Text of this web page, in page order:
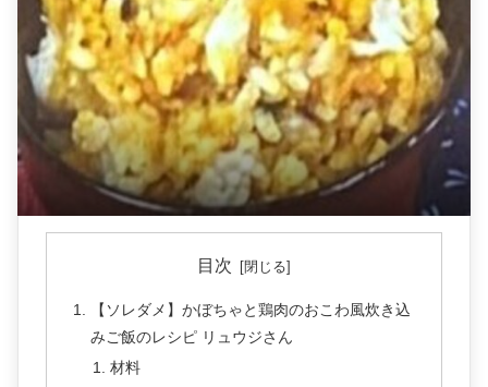
目次
【ソレダメ】かぼちゃと鶏肉のおこわ風炊き込
みご飯のレシピ リュウジさん
材料